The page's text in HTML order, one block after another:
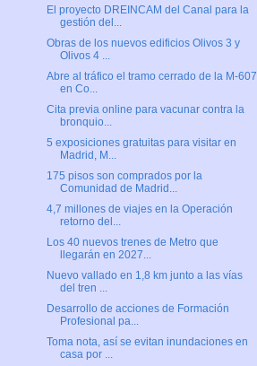
El proyecto DREINCAM del Canal para la
gestión del...
Obras de los nuevos edificios Olivos 3 y
Olivos 4 ...
Abre al tráfico el tramo cerrado de la M-607
en Co...
Cita previa online para vacunar contra la
bronquio...
5 exposiciones gratuitas para visitar en
Madrid, M...
175 pisos son comprados por la
Comunidad de Madrid...
4,7 millones de viajes en la Operación
retorno del...
Los 40 nuevos trenes de Metro que
llegarán en 2027...
Nuevo vallado en 1,8 km junto a las vías
del tren ...
Desarrollo de acciones de Formación
Profesional pa...
Toma nota, así se evitan inundaciones en
casa por ...